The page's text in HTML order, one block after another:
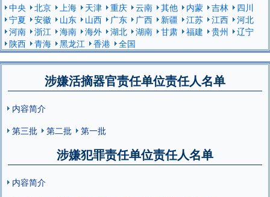
中央 北京 上海 天津 重庆 云南 其他 内蒙 吉林
四川
宁夏
安徽 山东 山西 广东 广西 新疆 江苏 江西
河北
河南
浙江 海南 海外 湖北 湖南 甘肃 福建 贵州
辽宁
陕西
青海 黑龙江 香港 全国
涉嫌活摘器官责任单位责任人名单
内容简介
第三批
第二批 第一批
涉嫌犯罪责任单位责任人名单
内容简介